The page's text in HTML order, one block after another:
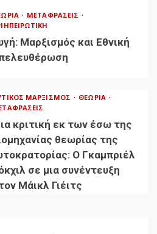
ΜΕΤΑΦΡΆΣΕΙΣ
Μαρξισμός και Εθνική
ΜΑΡΞΙΣΜΌΣ
ΘΕΩΡΊΑ
κριτική εκ των έσω της
θεωρίας της
Ο Γκαμπριέλ
σε μια συνέντευξη
Μάικλ Γιέιτς